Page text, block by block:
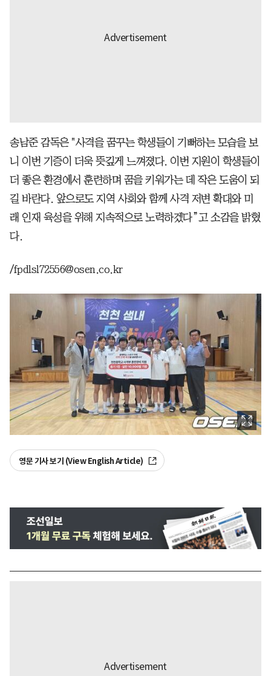
송남준 감독은 "사격을 꿈꾸는 학생들이 기뻐하는 모습을 보
니 이번 기증이 더욱 뜻깊게 느껴졌다. 이번 지원이 학생들이
더 좋은 환경에서 훈련하며 꿈을 키워가는 데 작은 도움이 되
길 바란다. 앞으로도 지역 사회와 함께 사격 저변 확대와 미
래 인재 육성을 위해 지속적으로 노력하겠다”고 소감을 밝혔
다.
/fpdlsl72556@osen.co.kr
영문 기사 보기 (View English Article)